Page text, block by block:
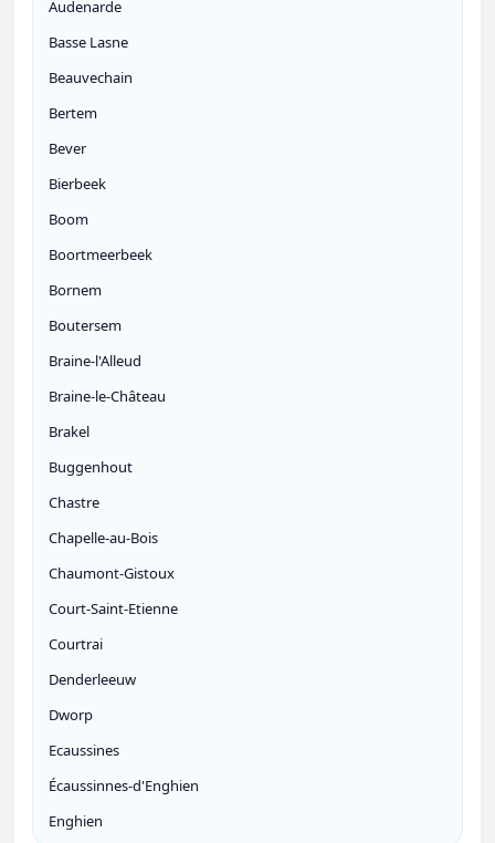
Audenarde
Basse Lasne
Beauvechain
Bertem
Bever
Bierbeek
Boom
Boortmeerbeek
Bornem
Boutersem
Braine-l'Alleud
Braine-le-Château
Brakel
Buggenhout
Chastre
Chapelle-au-Bois
Chaumont-Gistoux
Court-Saint-Etienne
Courtrai
Denderleeuw
Dworp
Ecaussines
Écaussinnes-d'Enghien
Enghien